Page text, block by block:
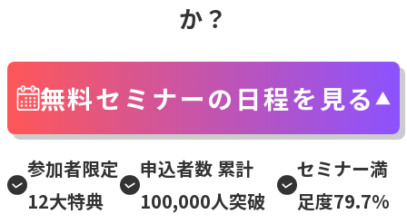
か？
無料セミナーの日程を見る
参加者限定
12大特典
申込者数 累計
100,000人突破
セミナー満
足度79.7%